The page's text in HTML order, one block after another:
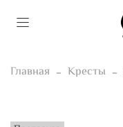
Главная Кресты